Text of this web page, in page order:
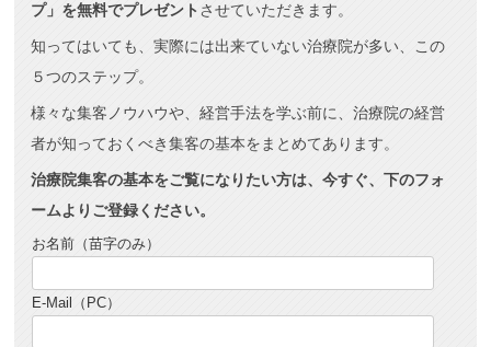
プ」を無料でプレゼント させていただきます。
知ってはいても、実際には出来ていない治療院が多い、この
５つのステップ。
様々な集客ノウハウや、経営手法を学ぶ前に、治療院の経営
者が知っておくべき集客の基本をまとめてあります。
治療院集客の基本をご覧になりたい方は、今すぐ、下のフォ
ームよりご登録ください。
お名前（苗字のみ）
E-Mail（PC）